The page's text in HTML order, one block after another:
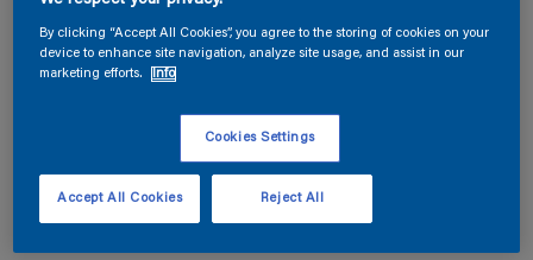
Bereken
Vind een verkooppunt
By clicking “Accept All Cookies”, you agree to the storing of cookies on your
device to enhance site navigation, analyze site usage, and assist in our
marketing efforts.
Info
Cookies Settings
Reject All
Accept All Cookies